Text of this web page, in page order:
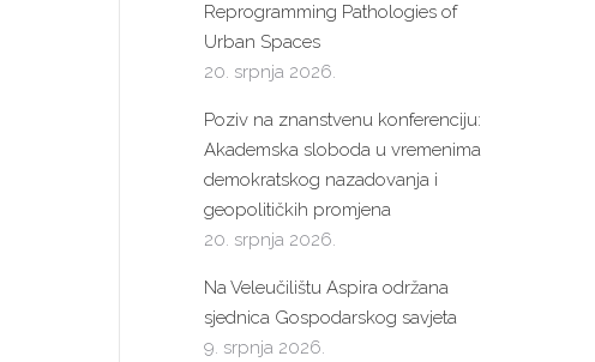
Reprogramming Pathologies of
Urban Spaces
20. srpnja 2026.
Poziv na znanstvenu konferenciju:
Akademska sloboda u vremenima
demokratskog nazadovanja i
geopolitičkih promjena
20. srpnja 2026.
Na Veleučilištu Aspira održana
sjednica Gospodarskog savjeta
9. srpnja 2026.